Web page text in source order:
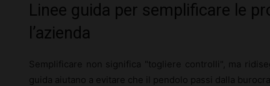
Linee guida per semplificare le
l’azienda
Semplificare non significa "togliere controlli", ma
guida aiutano a evitare che il pendolo passi dalla